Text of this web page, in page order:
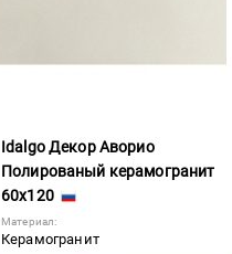
Idalgo Декор Аворио
Полированый керамогранит
60x120
Материал:
Керамогранит